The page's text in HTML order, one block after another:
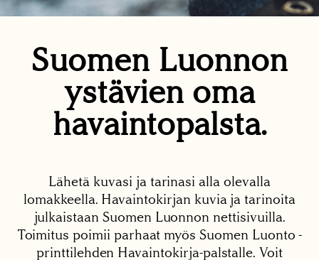
Suomen Luonnon
ystävien oma
havaintopalsta.
Lähetä kuvasi ja tarinasi alla olevalla
lomakkeella. Havaintokirjan kuvia ja tarinoita
julkaistaan Suomen Luonnon nettisivuilla.
Toimitus poimii parhaat myös Suomen Luonto -
printtilehden Havaintokirja-palstalle. Voit